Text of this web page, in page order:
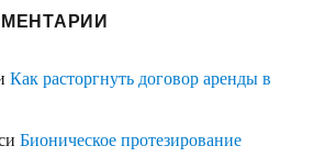
Как расторгнуть договор аренды в
Бионическое протезирование